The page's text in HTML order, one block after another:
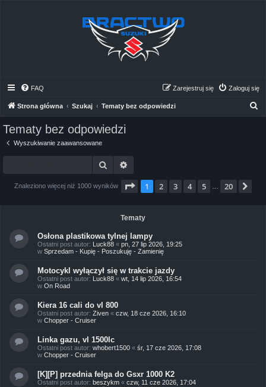
FAQ Zaloguj się
Zarejestruj się
Strona główna Szukaj Tematy bez odpowiedzi
Tematy bez odpowiedzi
Wyszukiwanie zaawansowane
Szukaj
Znaleziono więcej niż 1000 wyników Strona z20
1 2 3 4 5 20
Tematy
Osłona plastikowa tylnej lampy
Ostatni post autor: Luck88 « pn, 27 lip 2026, 19:25
w Sprzedam - Kupię - Poszukuję - Zamienię
Motocykl wyłączył się w trakcie jazdy
Ostatni post autor: Luck88 « wt, 14 lip 2026, 16:54
w On Road
Kiera 16 cali do vl 800
Ostatni post autor: Ziven « czw, 18 cze 2026, 16:10
w Chopper - Cruiser
Linka gazu, vl 1500lc
Ostatni post autor: whobert1500 « śr, 17 cze 2026, 17:08
w Chopper - Cruiser
[K][P] przednia felga do Gsxr 1000 K2
Ostatni post autor: beszykm « czw, 11 cze 2026, 17:04